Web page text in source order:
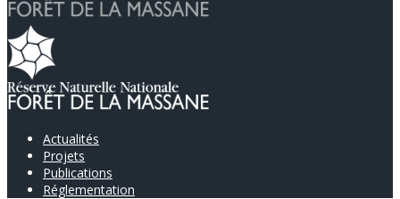
Actualités
Projets
Publications
Réglementation